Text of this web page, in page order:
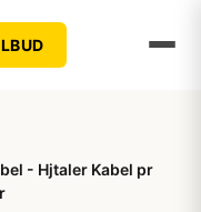
- Hjtaler Kabel pr